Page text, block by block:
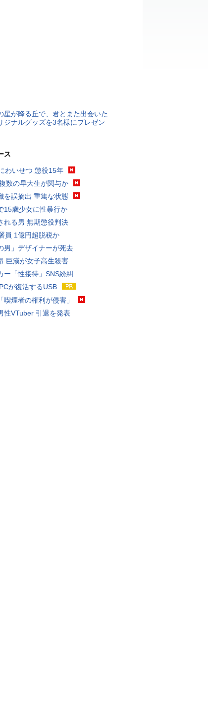
星が降る丘で、君とまた出会いた
ジナルグッズを3名様にプレゼン
ス
わいせつ 懲役15年
数の早大生が関与か
を誤摘出 重篤な状態
15歳少女に性暴行か
れる男 無期懲役判決
員 1億円超脱税か
男」デザイナーが死去
巨漢が女子高生殺害
ー「性接待」SNS紛糾
が復活するUSB
喫煙者の権利が侵害」
性VTuber 引退を発表